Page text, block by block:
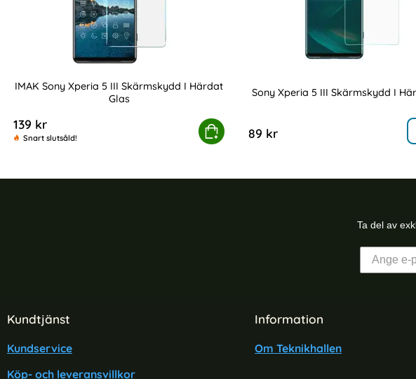
IMAK Sony Xperia 5 III Skärmskydd I Härdat
Glas
139 kr
Snart slutsåld!
Köp
IMAK Sony Xperia 5 III Skärmskydd I Härdat Glas
Sony Xperia 5 III Skärmskydd I
89 kr , Sony Xperia 5
Ta del av
Sidfot Blandad info och länkar
Kundtjänst
Kundservice
Köp- och leveransvillkor
Information
Om Teknikhallen